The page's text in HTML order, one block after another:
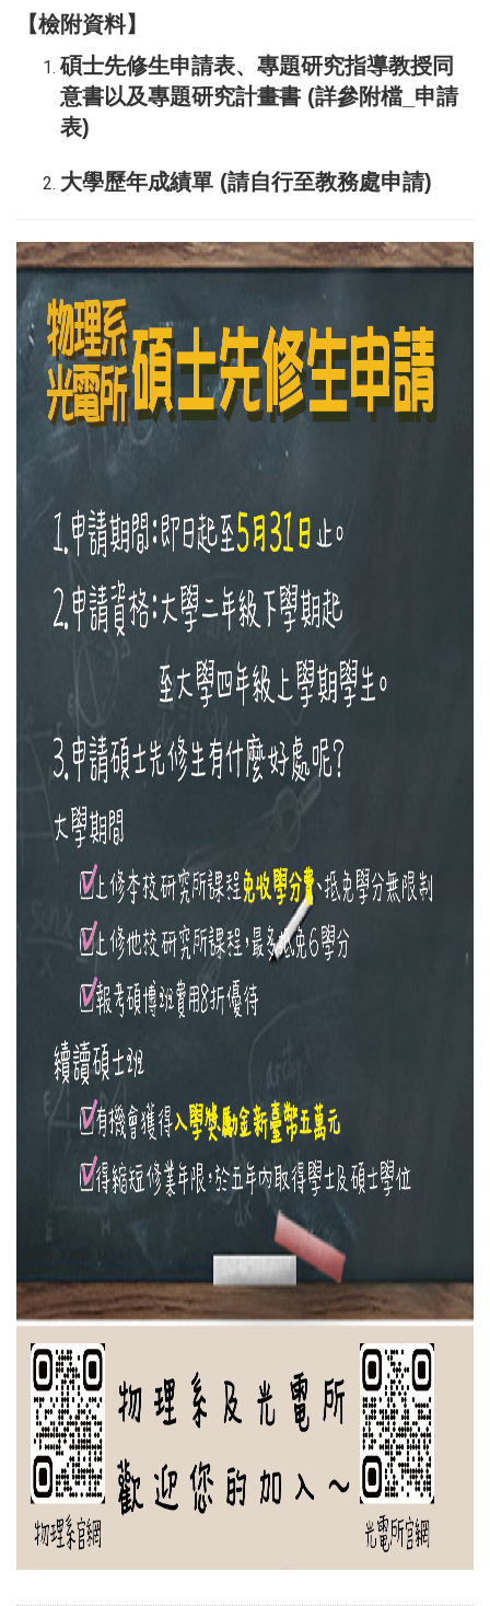
【檢附資料】
碩士先修生申請表、專題研究指導教授同
意書以及專題研究計畫書 (詳參附檔_申請
表)
大學歷年成績單 (請自行至教務處申請)